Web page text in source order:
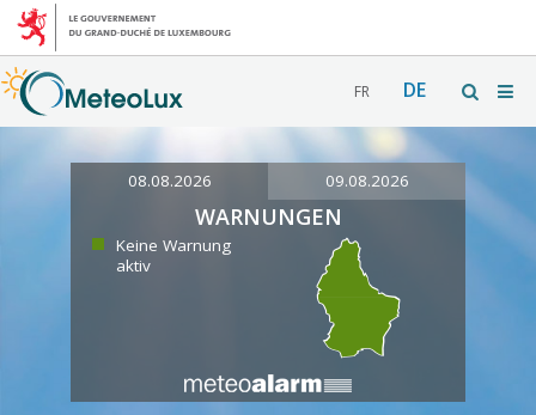
FR DE
08.08.2026 09.08.2026
WARNUNGEN
Keine Warnung
aktiv